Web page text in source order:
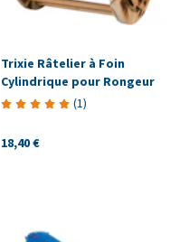
Trixie Râtelier à Foin
Cylindrique pour Rongeur
(1)
18,40 €